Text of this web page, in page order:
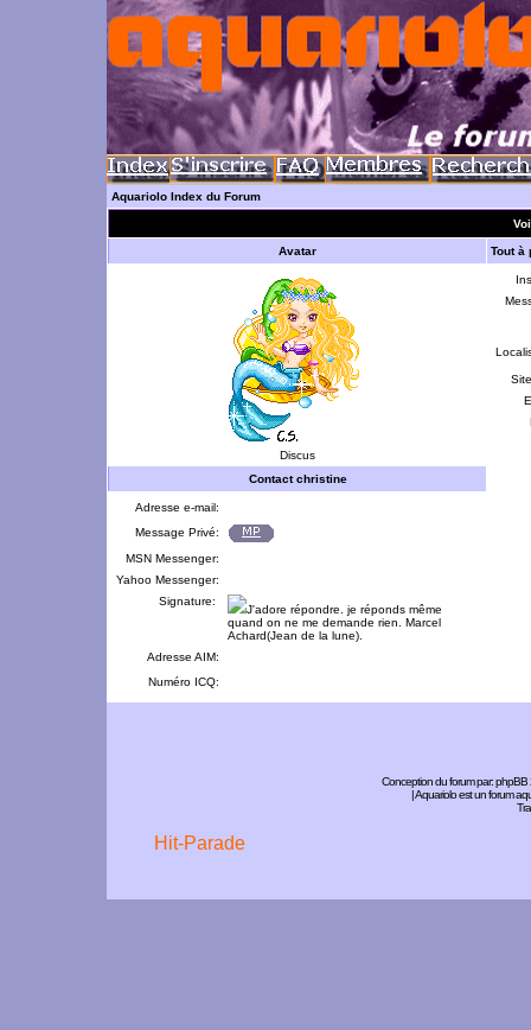
Aquariolo Index du Forum
Avatar Tout à
Discus
Contact christine
Adresse e-mail:
Message Privé:
MSN Messenger:
Yahoo Messenger:
Signature:
J'adore répondre. je réponds même
quand on ne me demande rien. Marcel
Achard(Jean de la lune).
Adresse AIM:
Numéro ICQ:
Conception du forum par:phpBB
| Aquariolo est un forum